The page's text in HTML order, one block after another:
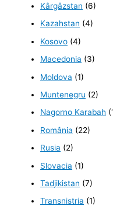
Kârgâzstan (6)
Kazahstan (4)
Kosovo (4)
Macedonia (3)
Moldova (1)
Muntenegru (2)
Nagorno Karabah
România (22)
Rusia (2)
Slovacia (1)
Tadjikistan (7)
Transnistria (1)